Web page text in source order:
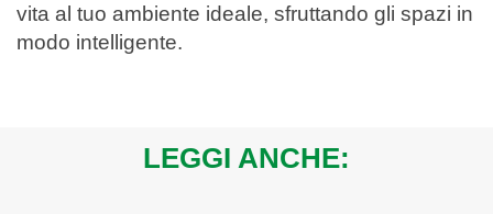
vita al tuo ambiente ideale, sfruttando gli spazi in
modo intelligente.
LEGGI ANCHE: